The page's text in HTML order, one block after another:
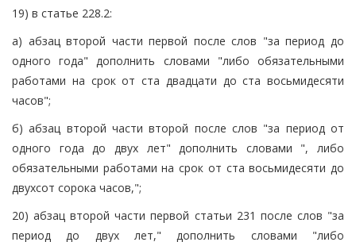
19) в статье 228.2:
а) абзац второй части первой после слов "за период до
одного года" дополнить словами "либо обязательными
работами на срок от ста двадцати до ста восьмидесяти
часов";
б) абзац второй части второй после слов "за период от
одного года до двух лет" дополнить словами ", либо
обязательными работами на срок от ста восьмидесяти до
двухсот сорока часов,";
20) абзац второй части первой статьи 231 после слов "за
период до двух лет," дополнить словами "либо